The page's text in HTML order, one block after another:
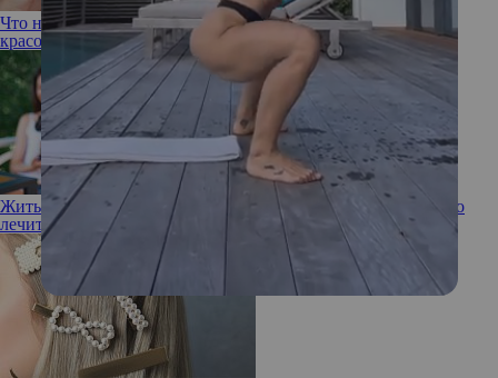
Что новенького? Делимся интересными новостями из мира
красоты
Жить долго и счастливо: что такое синдром Сезари и как его
лечить